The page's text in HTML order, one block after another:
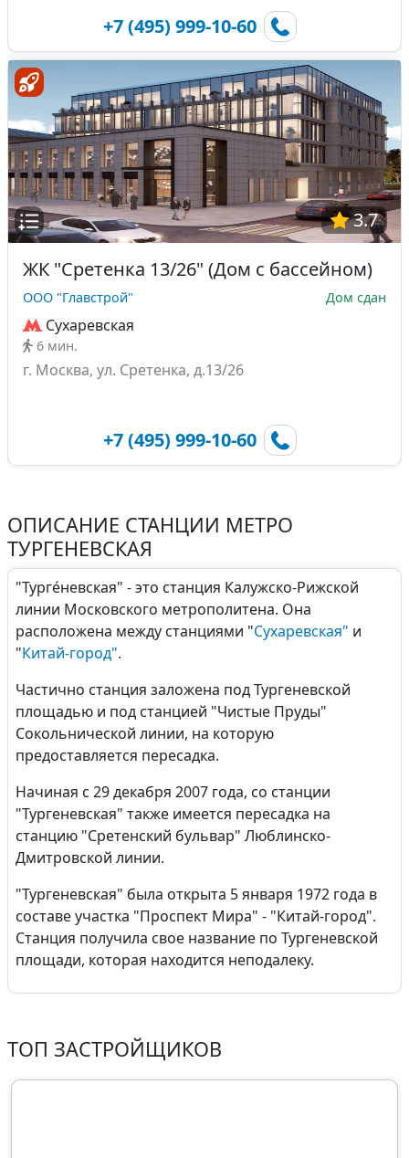
+7 (495) 999-10-60
3.7
ЖК "Сретенка 13/26" (Дом с бассейном)
ООО "Главстрой" Дом сдан
Сухаревская
6 мин.
г. Москва, ул. Сретенка, д.13/26
+7 (495) 999-10-60
ОПИСАНИЕ СТАНЦИИ МЕТРО
ТУРГЕНЕВСКАЯ
"Турге́невская" - это станция Калужско-Рижской
линии Московского метрополитена. Она
расположена между станциями "Сухаревская" и
"Китай-город".
Частично станция заложена под Тургеневской
площадью и под станцией "Чистые Пруды"
Сокольнической линии, на которую
предоставляется пересадка.
Начиная с 29 декабря 2007 года, со станции
"Тургеневская" также имеется пересадка на
станцию "Сретенский бульвар" Люблинско-
Дмитровской линии.
"Тургеневская" была открыта 5 января 1972 года в
составе участка "Проспект Мира" - "Китай-город".
Станция получила свое название по Тургеневской
площади, которая находится неподалеку.
ТОП ЗАСТРОЙЩИКОВ